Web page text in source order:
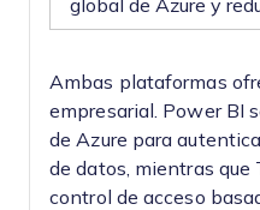
global de Azure y
Ambas plataformas
empresarial. Power BI
de Azure para
de datos, mientras que
control de acceso